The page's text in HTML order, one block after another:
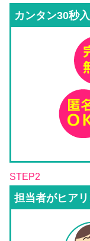
カンタン30秒
STEP2
担当者がヒア